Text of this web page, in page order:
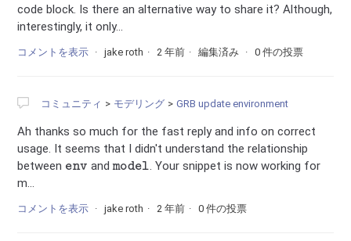
code block. Is there an alternative way to share it? Although,
interestingly, it only...
コメントを表示 jake roth 2 年前 編集済み 0 件の投票
コミュニティ モデリング GRB update environment
Ah thanks so much for the fast reply and info on correct
usage. It seems that I didn't understand the relationship
between
env
and
model
. Your snippet is now working for
m...
コメントを表示 jake roth 2 年前 0 件の投票